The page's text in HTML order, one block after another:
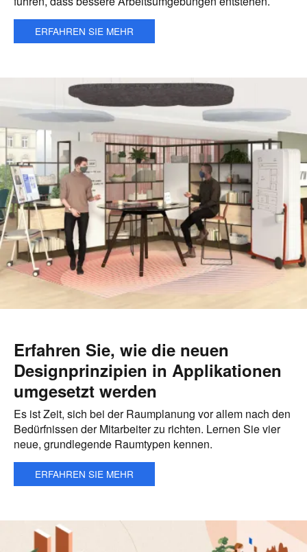
ERFAHREN SIE MEHR
Erfahren Sie, wie die neuen
Designprinzipien in Applikationen
umgesetzt werden
Es ist Zeit, sich bei der Raumplanung vor allem nach den
Bedürfnissen der Mitarbeiter zu richten. Lernen Sie vier
neue, grundlegende Raumtypen kennen.
ERFAHREN SIE MEHR